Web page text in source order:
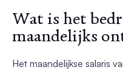
Wat is het
maandelijks
Het maandelijkse salaris